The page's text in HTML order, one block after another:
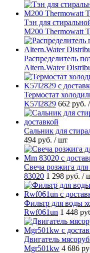
Тэн для
M200 Thermowatt
Распределитель
Altern.Water
Термостат
K57l2829 662 руб.
Cальник для
494 руб. / шт
Свеча розжига
83020 1 298 руб. /
Фильтр для воды
Rwf061un 1 448
Двигатель
Mgr501kw 4 686